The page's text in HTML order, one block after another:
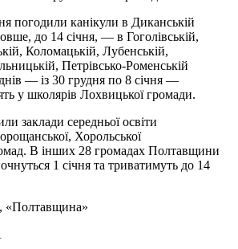
погодили канікули в Диканській
до 14 січня, — в Гоголівській,
Коломацькій, Лубенській,
Петрівсько-Роменській
— із 30 грудня по 8 січня —
у школярів Лохвицької громади.
заклади середньої освіти
Хорольської
В інших 28 громадах Полтавщини
1 січня та триватимуть до 14
, «Полтавщина»